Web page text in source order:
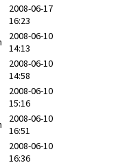
2008-06-17
16:23
2008-06-10
14:13
2008-06-10
14:58
2008-06-10
15:16
2008-06-10
16:51
2008-06-10
16:36